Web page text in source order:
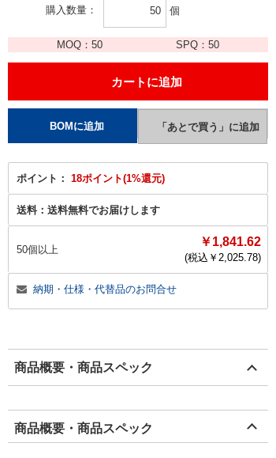
購入数量 個
MOQ： 50 SPQ：50
ポイント： 18ポイント(1%還元)
送料： 送料無料でお届けします
50個以上
￥1,841.62
(税込￥ 2,025.78)
納期・仕様・代替品のお問合せ
商品概要・商品スペック
商品概要・商品スペック